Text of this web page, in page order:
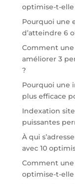
optimise-t-elle
Pourquoi une
d’atteindre 6
Comment
améliorer 3
?
Pourquoi une
plus efficace
Indexation
puissantes
À qui
avec 10
Comment
optimise-t-elle